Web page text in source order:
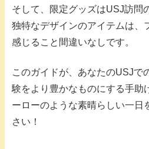
そして、限定グッズはUSJ訪問
独特なデザインのアイテムは、
感じること間違いなしです。
このガイドが、あなたのUSJで
験をより豊かなものにする手助
ーローのような素晴らしい一日
さい！